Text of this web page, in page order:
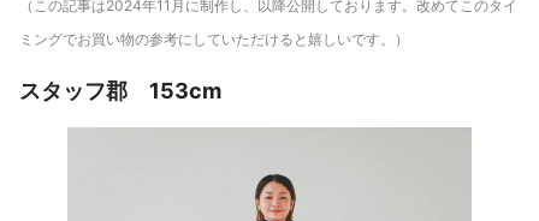
（この記事は2024年11月に制作し、以降公開しております。改めてこのタイ
ミングでお買い物の参考にしていただけると嬉しいです。）
スタッフ郡 153cm